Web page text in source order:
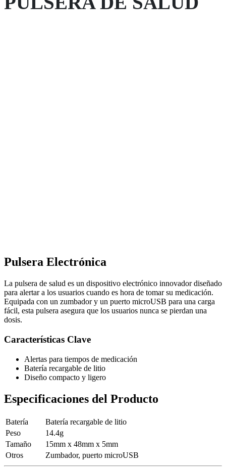
Pulsera Electrónica
La pulsera de salud es un dispositivo electrónico innovador diseñado
para alertar a los usuarios cuando es hora de tomar su medicación.
Equipada con un zumbador y un puerto microUSB para una carga
fácil, esta pulsera asegura que los usuarios nunca se pierdan una
dosis.
Características Clave
Alertas para tiempos de medicación
Batería recargable de litio
Diseño compacto y ligero
Especificaciones del Producto
Batería
Batería recargable de litio
Peso
14.4g
Tamaño
15mm x 48mm x 5mm
Otros
Zumbador, puerto microUSB